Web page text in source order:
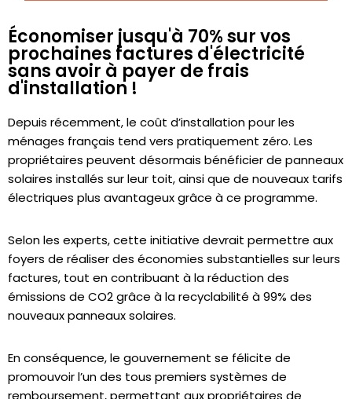
Économiser jusqu'à 70% sur vos
prochaines factures d'électricité
sans avoir à payer de frais
d'installation !
Depuis récemment, le coût d’installation pour les
ménages français tend vers pratiquement zéro. Les
propriétaires peuvent désormais bénéficier de panneaux
solaires installés sur leur toit, ainsi que de nouveaux tarifs
électriques plus avantageux grâce à ce programme.
Selon les experts, cette initiative devrait permettre aux
foyers de réaliser des économies substantielles sur leurs
factures, tout en contribuant à la réduction des
émissions de CO2 grâce à la recyclabilité à 99% des
nouveaux panneaux solaires.
En conséquence, le gouvernement se félicite de
promouvoir l’un des tous premiers systèmes de
remboursement, permettant aux propriétaires de